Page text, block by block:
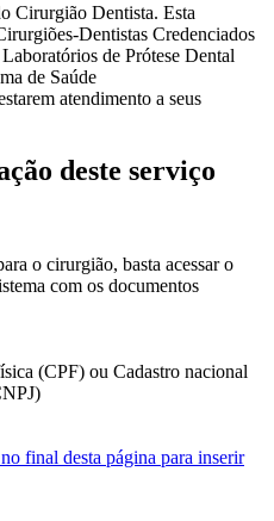
Cirurgião Dentista. Esta
Dentistas Credenciados
de Prótese Dental
de Saúde
atendimento a seus
deste serviço
o cirurgião, basta acessar o
com os documentos
(CPF) ou Cadastro nacional
final desta página para inserir